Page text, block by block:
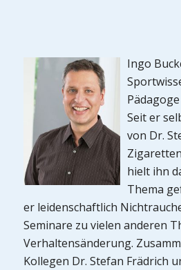
Ingo
Seit er
von Dr.
hielt ihn
Thema
er leidenschaftlich
Seminare zu vielen anderen
Verhaltensänderung.
Kollegen Dr. Stefan Frädrich